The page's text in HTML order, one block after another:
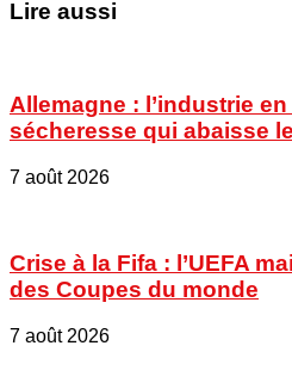
Lire aussi
Allemagne : l’industrie
sécheresse qui abaisse
7 août 2026
Crise à la Fifa : l’UEFA
des Coupes du monde
7 août 2026